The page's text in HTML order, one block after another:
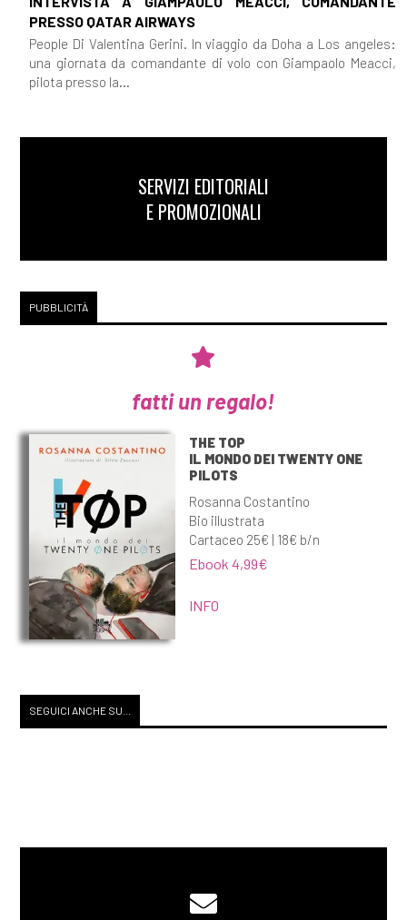
PRESSO QATAR AIRWAYS
People Di Valentina Gerini. In viaggio da Doha a Los angeles:
una giornata da comandante di volo con Giampaolo Meacci,
pilota presso la...
SERVIZI EDITORIALI
E PROMOZIONALI
PUBBLICITÀ
fatti un regalo!
THE TOP
IL MONDO DEI TWENTY ONE
PILOTS
Rosanna Costantino
Bio illustrata
Cartaceo 25€ | 18€ b/n
Ebook 4,99€
INFO
SEGUICI ANCHE SU...